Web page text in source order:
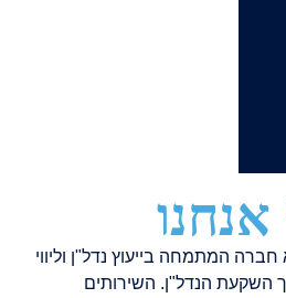
אנחנו
חברה המתמחה בייעוץ נדל"ן וליווי
השקעת הנדל"ן. השירותים